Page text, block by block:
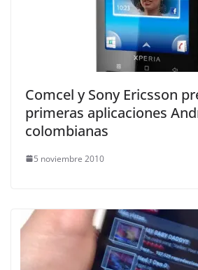
Comcel y Sony Ericsson
primeras aplicaciones
colombianas
5 noviembre 2010